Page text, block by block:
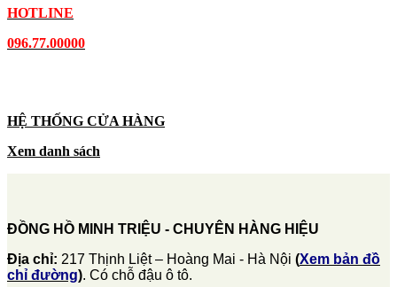
HOTLINE
096.77.00000
HỆ THỐNG CỬA HÀNG
Xem danh sách
ĐỒNG HỒ MINH TRIỆU - CHUYÊN HÀNG HIỆU
Địa chỉ: 217 Thịnh Liệt – Hoàng Mai - Hà Nội (Xem bản đồ
chỉ đường). Có chỗ đậu ô tô.